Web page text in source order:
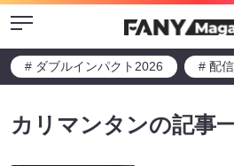
Menu
# ダブルインパクト2026 # 配
カリマンタンの記事